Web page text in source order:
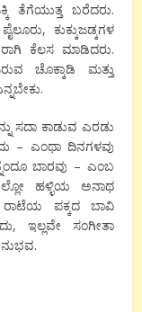
ತೆಗೆಯುತ್ತ ಬರೆದರು.
ಕುಕ್ಕುಜಡ್ಕಗಳ
ಕೆಲಸ ಮಾಡಿದರು.
ಚೊಕ್ಕಾಡಿ ಮತ್ತು
ಸದಾ ಕಾಡುವ ಎರಡು
– ಎಂಥಾ ದಿನಗಳವು
ಬಾರವು – ಎಂಬ
ಹಳ್ಳಿಯ ಅನಾಥ
ರಾಟೆಯ ಪಕ್ಕದ ಬಾವಿ
ಇಲ್ಲವೇ ಸಂಗೀತಾ